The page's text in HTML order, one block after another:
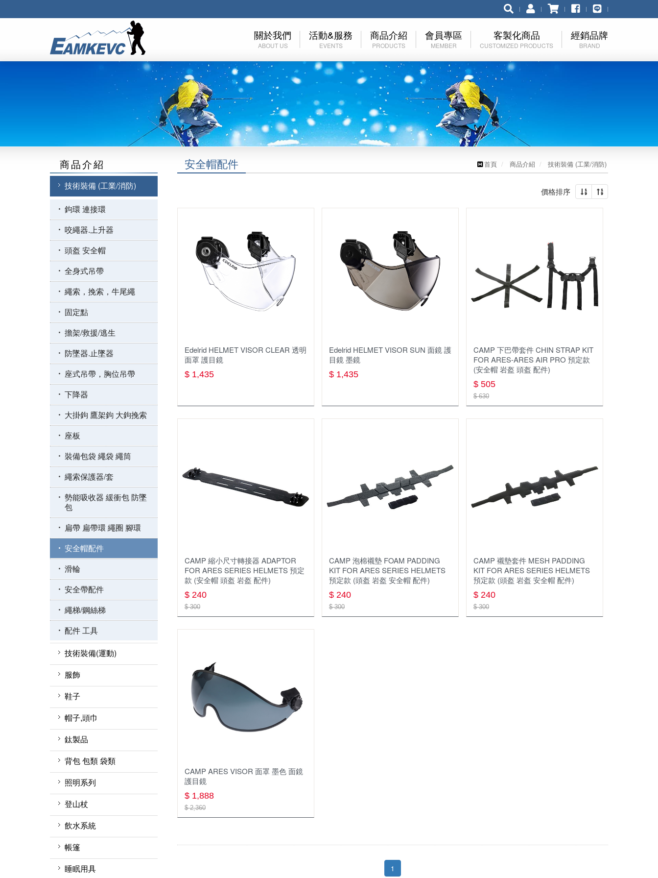
關於我們
ABOUT US
關於EAMKEVC
關於玉米田
里程碑
活動&服務
EVENTS
裝備租賃
高山協作服務
登山活動
露營活動
伊凱文登山學院
福爾摩莎登山學校
商品介紹
PRODUCTS
技術裝備 (工業/消防)
技術裝備(運動)
服飾
鞋子
鈦製品
飲水系統
帳篷
睡眠用具
手套
會員專區
MEMBER
會員登入
加入會員
忘記密碼
客製化商品
CUSTOMIZED PRODUCTS
客製化流程簡介
經銷品牌
BRAND
Nalgene
HAD
THERM-A-REST
ISUKA
KUPILKA
CARAVAN
HOUDINI
Black Diamond
CamelBak
首頁 商品介紹 技術裝備 (工業/消防)
商品介紹
技術裝備 (工業/消防)
鉤環 連接環
咬繩器.上升器
頭盔 安全帽
全身式吊帶
繩索，挽索，牛尾繩
固定點
擔架/救援/逃生
防墜器.止墜器
座式吊帶，胸位吊帶
下降器
大掛鉤 鷹架鉤 大鉤挽索
座板
裝備包袋 繩袋 繩筒
繩索保護器/套
勢能吸收器 緩衝包 防墜
包
扁帶 扁帶環 繩圈 腳環
安全帽配件
滑輪
安全帶配件
繩梯/鋼絲梯
配件 工具
技術裝備(運動)
座式吊帶，胸位吊帶
上升器 / 繩夾
投擲器/豆袋/投擲繩/袋
全身式安全吊帶
雪地、冰攀裝備
快扣/快扣扁帶/保護套
岩楔
配件 工具
繩梯
繩索 挽索
服飾
滑輪
短褲
排汗長褲
軟殼 刷毛 保暖長褲
兩件式防水長褲
機能內衣褲
保暖上衣
透氣排汗襯衫
長袖排汗衫
鞋子
涼鞋
中/高筒登山鞋
短筒健行鞋
溯溪鞋
鞋類週邊
襪子
帽子,頭巾
圓盤帽
鴨舌帽
保暖帽
排汗頭巾
保暖頭巾
圍巾
鈦製品
鈦杯
鈦瓶
鈦餐具
鈦鍋
鈦盤
鈦碗
背包 包類 袋類
登山背包(30-49L)
molle配件包
登山背包(未滿30L)
收納袋 旅行袋 盥洗包
腰包 零錢包 小物袋
照明系列
照明用具週邊
頭燈
營燈
瓦斯燈
登山杖
旋轉扣
快扣式
折疊式
飲水系統
淨水濾水器
水壺 水瓶
帳篷
1~3人 帳篷
睡眠用具
安全帽配件
價格排序
Edelrid HELMET VISOR CLEAR 透明
面罩 護目鏡
$ 1,435
Edelrid HELMET VISOR SUN 面鏡 護
目鏡 墨鏡
$ 1,435
CAMP 下巴帶套件 CHIN STRAP KIT
FOR ARES-ARES AIR PRO 預定款
(安全帽 岩盔 頭盔 配件)
$ 505
$ 630
CAMP 縮小尺寸轉接器 ADAPTOR
FOR ARES SERIES HELMETS 預定
款 (安全帽 頭盔 岩盔 配件)
$ 240
$ 300
CAMP 泡棉襯墊 FOAM PADDING
KIT FOR ARES SERIES HELMETS
預定款 (頭盔 岩盔 安全帽 配件)
$ 240
$ 300
CAMP 襯墊套件 MESH PADDING
KIT FOR ARES SERIES HELMETS
預定款 (頭盔 岩盔 安全帽 配件)
$ 240
$ 300
CAMP ARES VISOR 面罩 墨色 面鏡
護目鏡
$ 1,888
$ 2,360
1